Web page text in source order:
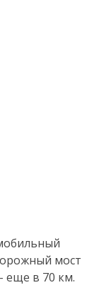
мост
еще в 70 км.